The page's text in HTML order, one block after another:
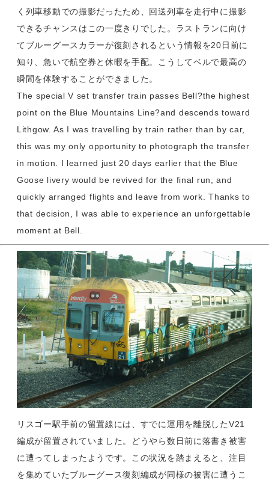
く列車移動での撮影だったため、回送列車を走行中に撮影
できるチャンスはこの一度きりでした。ラストランに向け
てブルーグースカラーが復刻されるという情報を20日前に
知り、急いで航空券と休暇を手配。こうしてベルで最高の
瞬間を体験することができました。
The special V set transfer train passes Bell?the highest
point on the Blue Mountains Line?and descends toward
Lithgow. As I was travelling by train rather than by car,
this was my only opportunity to photograph the transfer
in motion. I learned just 20 days earlier that the Blue
Goose livery would be revived for the final run, and
quickly arranged flights and leave from work. Thanks to
that decision, I was able to experience an unforgettable
moment at Bell.
リスゴー駅手前の留置線には、すでに運用を離脱したV21
編成が留置されていました。どうやら数日前に落書き被害
に遭ってしまったようです。この状況を踏まえると、注目
を集めていたブルーグース復刻編成が同様の被害に遭うこ